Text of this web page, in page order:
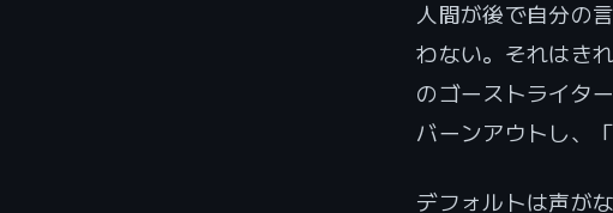
人間が後で自分の
わない。それはき
のゴーストライタ
バーンアウトし、
デフォルトは声が